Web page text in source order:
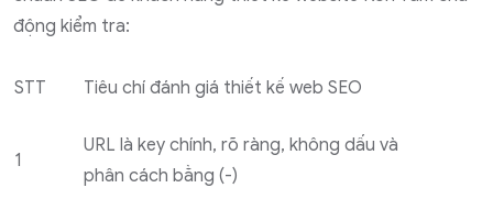
động kiểm tra:
STT Tiêu chí đánh giá thiết kế web SEO
1
URL là key chính, rõ ràng, không dấu và
phân cách bằng (-)